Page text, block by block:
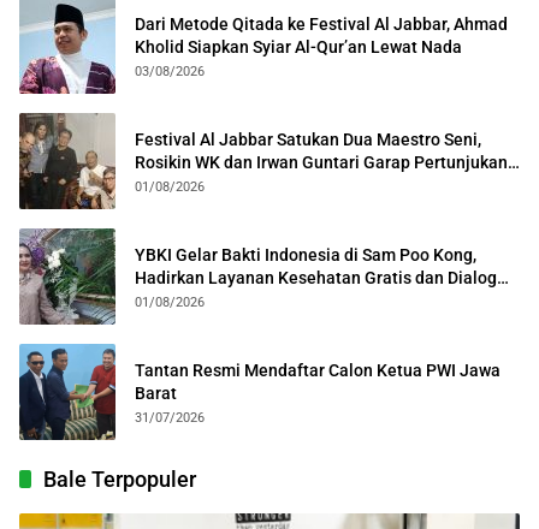
Dari Metode Qitada ke Festival Al Jabbar, Ahmad
Kholid Siapkan Syiar Al-Qur’an Lewat Nada
03/08/2026
Festival Al Jabbar Satukan Dua Maestro Seni,
Rosikin WK dan Irwan Guntari Garap Pertunjukan
Kolosal
01/08/2026
YBKI Gelar Bakti Indonesia di Sam Poo Kong,
Hadirkan Layanan Kesehatan Gratis dan Dialog
Kebangsaan
01/08/2026
Tantan Resmi Mendaftar Calon Ketua PWI Jawa
Barat
31/07/2026
Bale Terpopuler